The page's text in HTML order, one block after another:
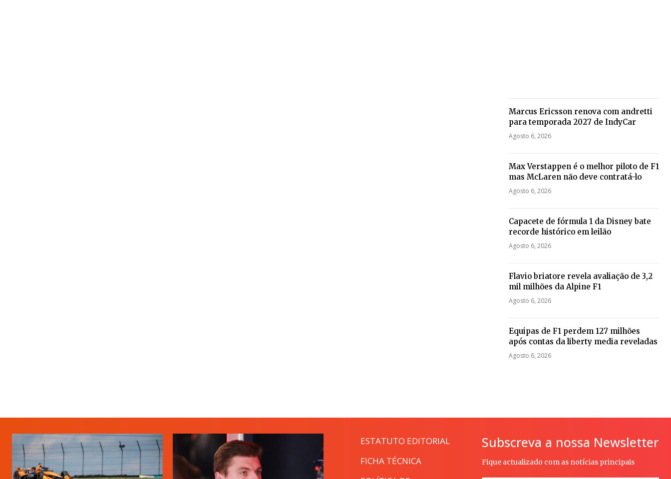
Marcus Ericsson renova com andretti
para temporada 2027 de IndyCar
Agosto 6, 2026
Max Verstappen é o melhor piloto de F1
mas McLaren não deve contratá-lo
Agosto 6, 2026
Capacete de fórmula 1 da Disney bate
recorde histórico em leilão
Agosto 6, 2026
Flavio briatore revela avaliação de 3,2
mil milhões da Alpine F1
Agosto 6, 2026
Equipas de F1 perdem 127 milhões
após contas da liberty media reveladas
Agosto 6, 2026
ESTATUTO EDITORIAL
FICHA TÉCNICA
Subscreva a nossa Newsletter
Fique actualizado com as notícias principais